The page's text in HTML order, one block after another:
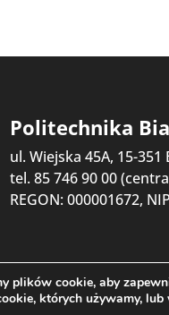
Politechnika
ul. Wiejska 45A, 15-351
tel. 85 746 90 00
REGON: 000001672,
plików cookie, aby
których używamy,